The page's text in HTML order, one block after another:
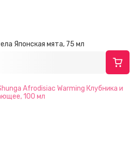
Японская мята, 75 мл